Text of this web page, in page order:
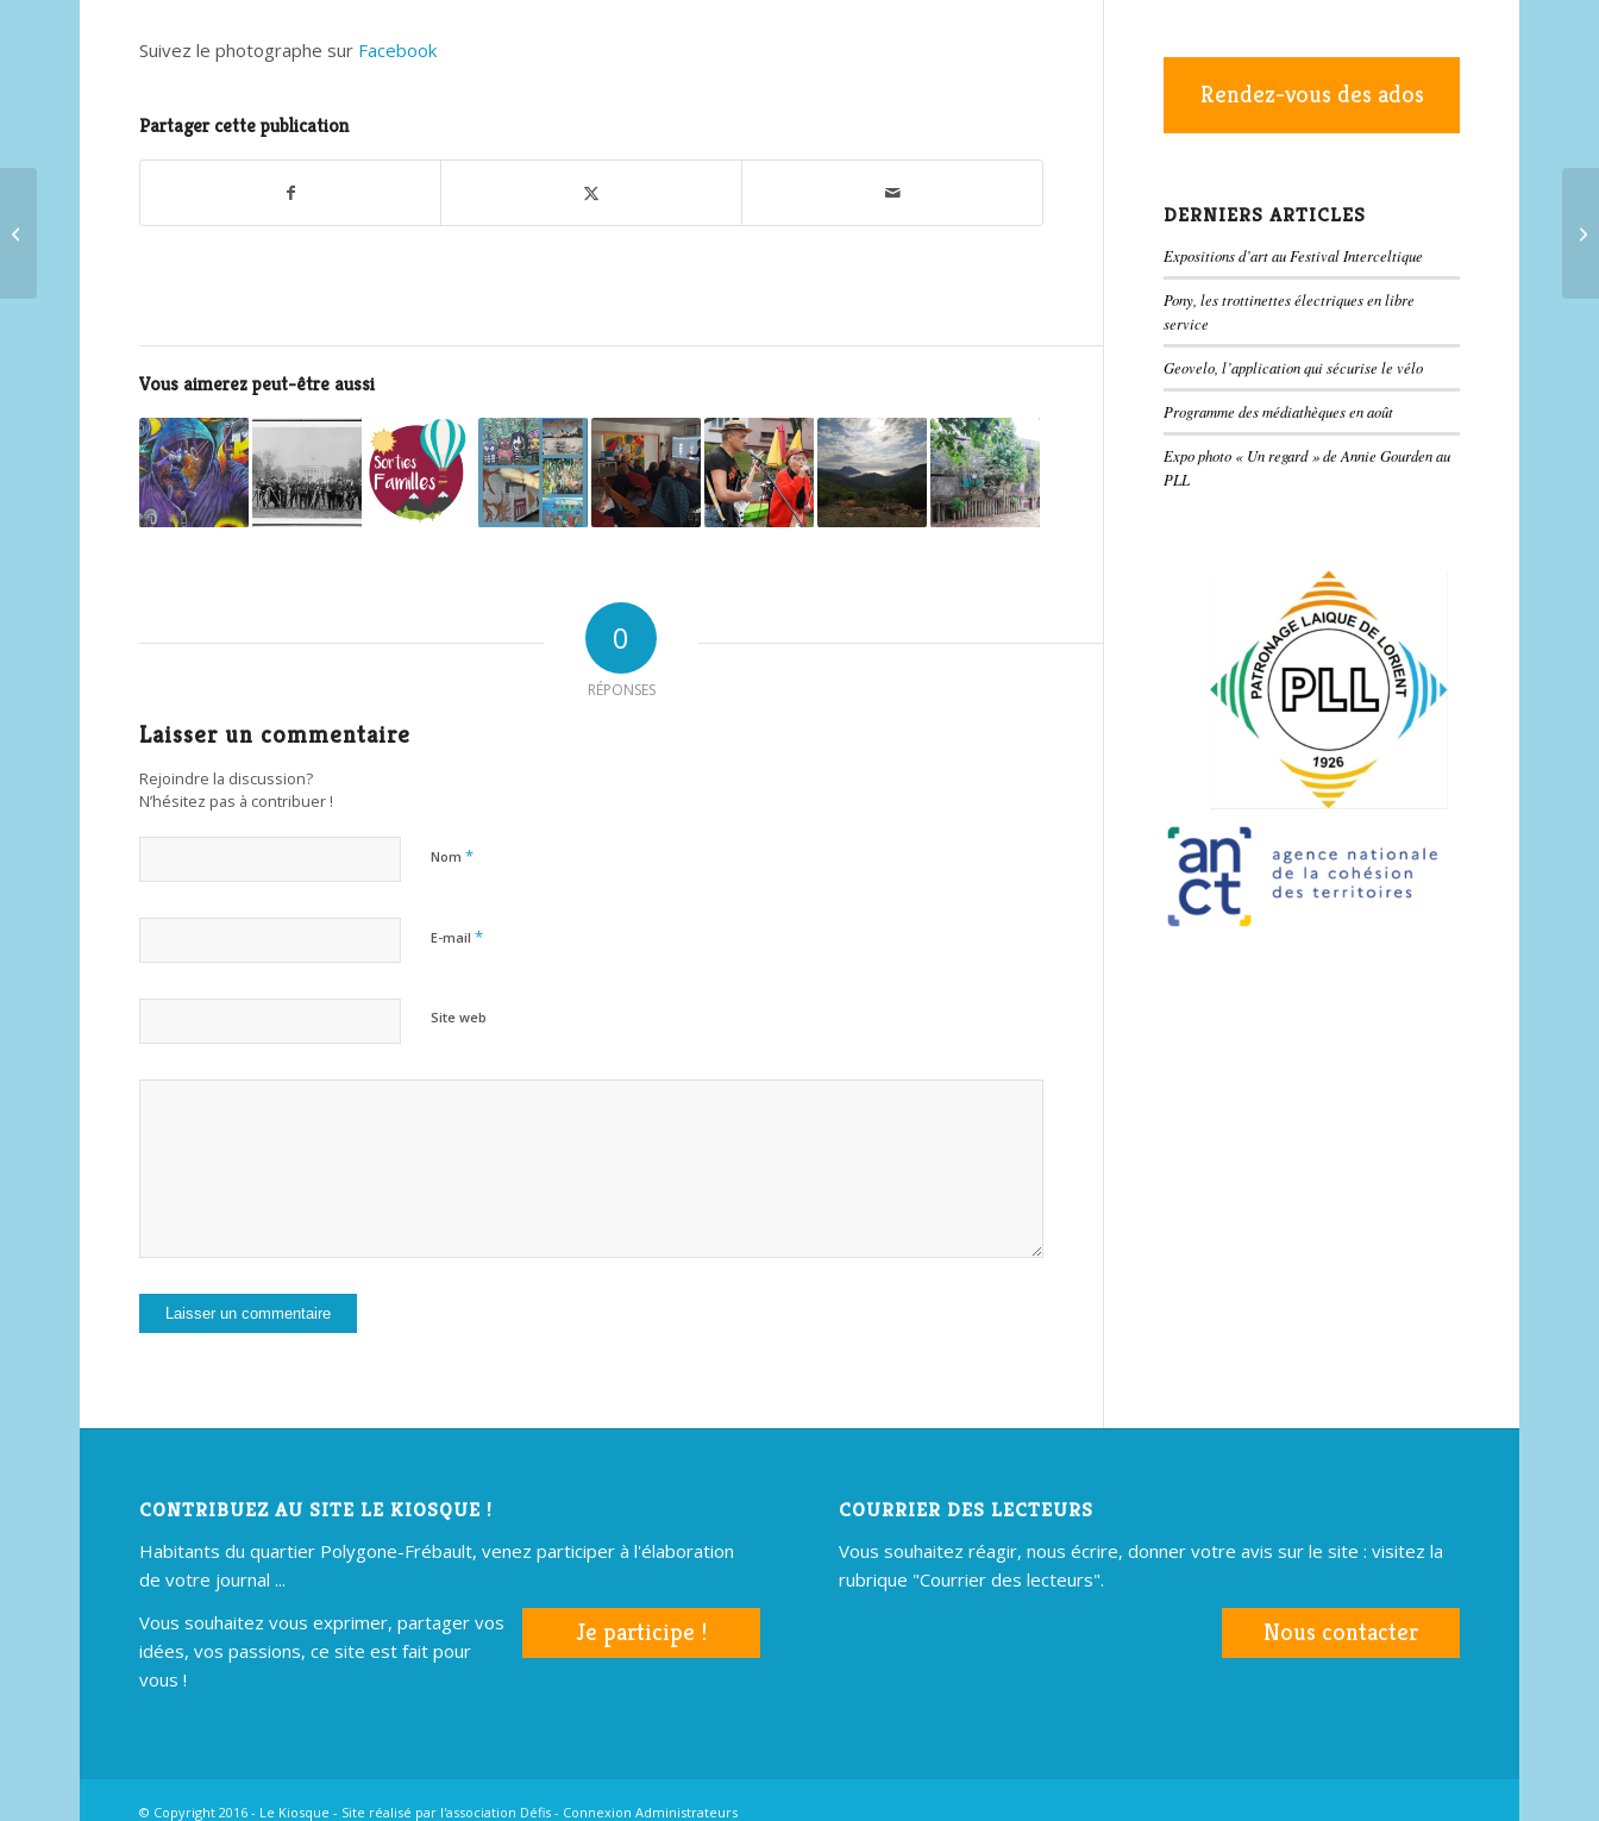
Suivez le photographe sur Facebook
Partager cette publication
Vous aimerez peut-être aussi
0
RÉPONSES
Laisser un commentaire
Rejoindre la discussion?
N’hésitez pas à contribuer !
Nom*
E-mail*
Site web
Rendez-vous des ados
DERNIERS ARTICLES
Expositions d’art au Festival Interceltique
Pony, les trottinettes électriques en libre
service
Geovelo, l’application qui sécurise le vélo
Programme des médiathèques en août
Expo photo « Un regard » de Annie Gourden au
PLL
CONTRIBUEZ AU SITE LE KIOSQUE !
Habitants du quartier Polygone-Frébault, venez participer à l'élaboration
de votre journal ...
Je participe !
Vous souhaitez vous exprimer, partager vos
idées, vos passions, ce site est fait pour
vous !
COURRIER DES LECTEURS
Vous souhaitez réagir, nous écrire, donner votre avis sur le site : visitez la
rubrique "Courrier des lecteurs".
Nous contacter
© Copyright 2016 - Le Kiosque - Site réalisé par l'association Défis - Connexion Administrateurs
Les mots de Falmarès